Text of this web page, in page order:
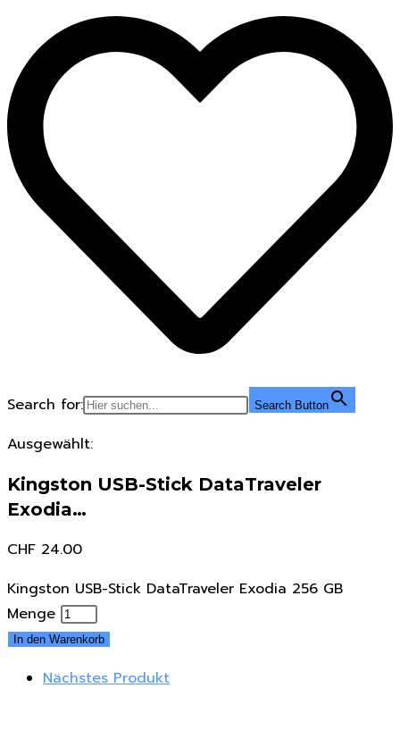
Search for: Search Button
Ausgewählt:
Kingston USB-Stick DataTraveler
Exodia…
CHF 24.00
Kingston USB-Stick DataTraveler Exodia 256 GB
Menge
In den Warenkorb
Nächstes Produkt